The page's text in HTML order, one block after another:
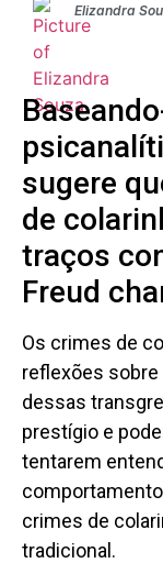
Elizandra
sugere
de
traços
Freud
Os crimes de
reflexões
dessas
prestígio e
tentarem
crimes de
tradicional.